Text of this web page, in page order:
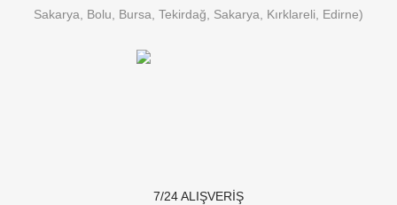
Sakarya, Bolu, Bursa, Tekirdağ, Sakarya, Kırklareli, Edirne)
7/24 ALIŞVERİŞ